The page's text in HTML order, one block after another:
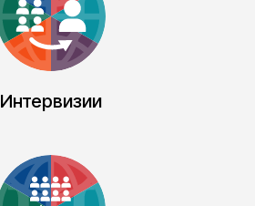
Интервизии